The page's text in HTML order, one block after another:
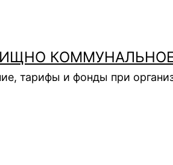
КОММУНАЛЬНОЕ
тарифы и фонды при